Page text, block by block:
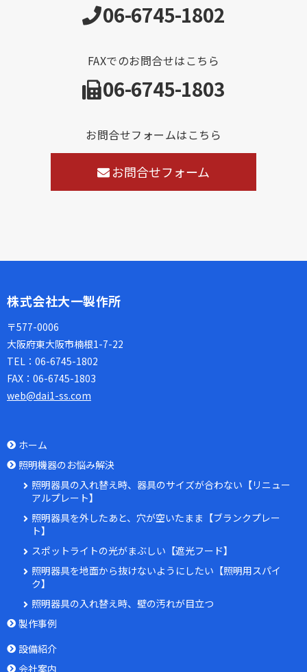
06-6745-1802
FAXでのお問合せはこちら
06-6745-1803
お問合せフォームはこちら
お問合せフォーム
株式会社大一製作所
〒577-0006
大阪府東大阪市楠根1-7-22
TEL： 06-6745-1802
FAX： 06-6745-1803
web@dai1-ss.com
ホーム
照明機器のお悩み解決
照明器具の入れ替え時、器具のサイズが合わない【リニュー
アルプレート】
照明器具を外したあと、穴が空いたまま【ブランクプレー
ト】
スポットライトの光がまぶしい【遮光フード】
照明器具を地面から抜けないようにしたい【照明用スパイ
ク】
照明器具の入れ替え時、壁の汚れが目立つ
製作事例
設備紹介
会社案内